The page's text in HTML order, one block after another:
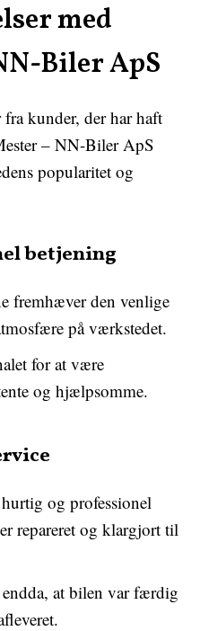
med
Biler ApS
kunder, der har haft
– NN-Biler ApS
popularitet og
betjening
fremhæver den venlige
på værkstedet.
for at være
og hjælpsomme.
og professionel
repareret og klargjort til
at bilen var færdig